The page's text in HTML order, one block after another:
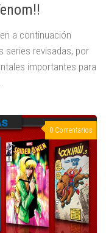
a continuación
series revisadas, por
importantes para
0 Comentarios